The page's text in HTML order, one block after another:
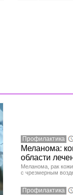
Профилактика
Меланома:
области
Меланома, рак
с чрезмерным
Профилактика